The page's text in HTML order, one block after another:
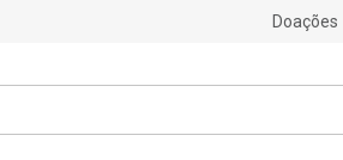
Doações